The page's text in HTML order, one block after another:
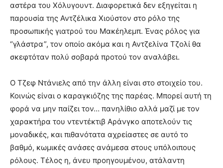
αστέρα του Χόλυγουντ. Διαφορετικά δεν εξηγείται η
παρουσία της Αντζέλικα Χιούστον στο ρόλο της
προσωπικής γιατρού του Μακέηλεμπ. Ένας ρόλος για
“γλάστρα”, τον οποίο ακόμα και η Αντζελίνα Τζολί θα
σκεφτόταν πολύ σοβαρά προτού τον αναλάβει.
Ο Τζεφ Ντάνιελς από την άλλη είναι στο στοιχείο του.
Κοινώς είναι ο καραγκιόζης της παρέας. Μπορεί αυτή τη
φορά να μην παίζει τον… πανηλίθιο αλλά μαζί με τον
χαρακτήρα του ντεντέκτιβ Αράνγκο αποτελούν τις
μοναδικές, και πιθανότατα αχρείαστες σε αυτό το
βαθμό, κωμικές ανάσες ανάμεσα στους υπόλοιπους
ρόλους. Τέλος η, άνευ προηγουμένου, ατάλαντη